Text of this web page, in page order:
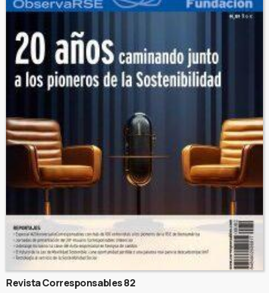
Revista Corresponsables 82